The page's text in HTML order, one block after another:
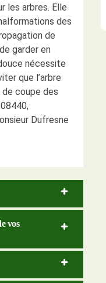
les arbres. Elle
des
de
garder en
nécessite
que l’arbre
coupe des
Dufresne
vos